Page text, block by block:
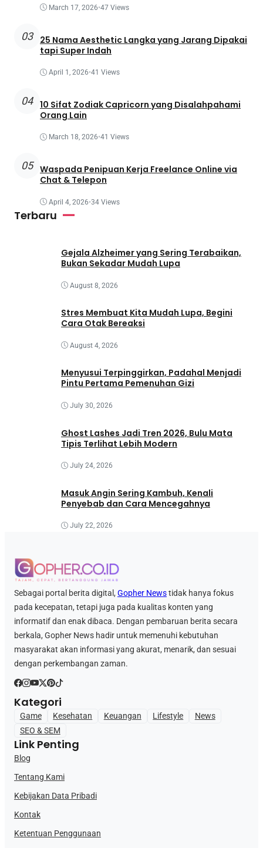
March 17, 2026•47 Views
03
25 Nama Aesthetic Langka yang Jarang Dipakai
tapi Super Indah
April 1, 2026•41 Views
04 10 Sifat Zodiak Capricorn yang Disalahpahami
Orang Lain
March 18, 2026•41 Views
05 Waspada Penipuan Kerja Freelance Online via
Chat & Telepon
April 4, 2026•34 Views
Terbaru
Gejala Alzheimer yang Sering Terabaikan,
Bukan Sekadar Mudah Lupa
August 8, 2026
Stres Membuat Kita Mudah Lupa, Begini
Cara Otak Bereaksi
August 4, 2026
Menyusui Terpinggirkan, Padahal Menjadi
Pintu Pertama Pemenuhan Gizi
July 30, 2026
Ghost Lashes Jadi Tren 2026, Bulu Mata
Tipis Terlihat Lebih Modern
July 24, 2026
Masuk Angin Sering Kambuh, Kenali
Penyebab dan Cara Mencegahnya
July 22, 2026
Sebagai portal berita digital, Gopher Newstidak hanya fokus
pada kecepatan, tetapi juga pada kualitas konten yang
informatif dan enak dibaca. Dengan pembaruan berita secara
berkala, Gopher News hadir untuk memenuhi kebutuhan
masyarakat akan informasi yang akurat, menarik, dan sesuai
dengan perkembangan zaman.
Kategori
Game Kesehatan Keuangan Lifestyle
News
SEO & SEM
Link Penting
Blog
Tentang Kami
Kebijakan Data Pribadi
Kontak
Ketentuan Penggunaan